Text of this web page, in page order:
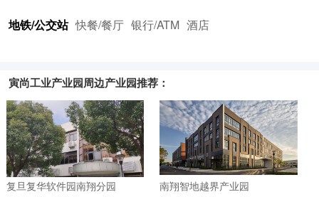
地铁/公交站 快餐/餐厅 银行/ATM 酒店
寅尚工业产业园周边产业园推荐：
复旦复华软件园南翔分园
南翔智地越界产业园